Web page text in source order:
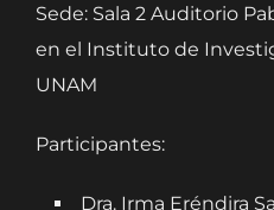
Sede: Sala 2 Auditorio
en el Instituto de
UNAM
Participantes:
Dra. Irma Eréndira